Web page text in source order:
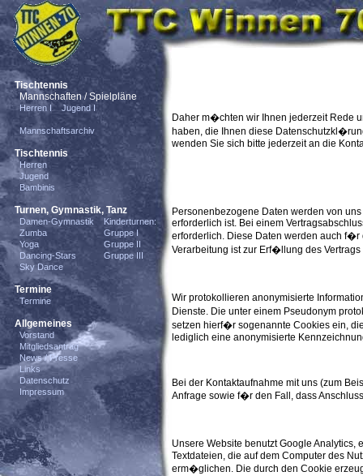
Tischtennis
Mannschaften / Spielpläne
Herren I Jugend I
Mannschaftsarchiv
Tischtennis
Herren
Jugend
Bambinis
Turnen, Gymnastik, Tanz
Damen-Gymnastik
Zumba
Yoga
Dancing-Stars
Sky Dance
Kinderturnen:
Gruppe I
Gruppe II
Gruppe III
Termine
Termine
Allgemeines
Vorstand
Mitgliedsantrag
News / Presse
Links
Datenschutz
Impressum
Daher m�chten wir Ihnen jederzeit Rede
haben, die Ihnen diese
wenden Sie sich bitte jederzeit an die
Personenbezogene Daten werden von
erforderlich ist. Bei einem
erforderlich. Diese Daten werden auch
Verarbeitung ist zur Erf�llung des Vertrags
Wir protokollieren anonymisierte
Dienste. Die unter einem Pseudonym
setzen hierf�r sogenannte Cookies ein,
lediglich eine anonymisierte
Bei der Kontaktaufnahme mit uns (zum
Anfrage sowie f�r den Fall, dass
Unsere Website benutzt Google
Textdateien, die auf dem Computer des
erm�glichen. Die durch den Cookie